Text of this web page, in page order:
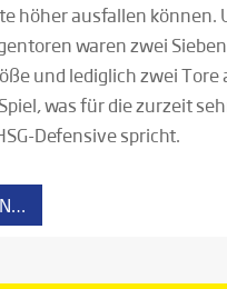
höher ausfallen können.
waren zwei
und lediglich zwei Tore
was für die zurzeit
Defensive spricht.